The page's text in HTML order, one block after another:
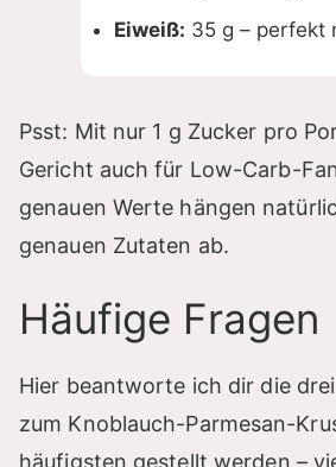
Eiweiß: 35 g – perfekt
Psst: Mit nur 1 g Zucker pro
Gericht auch für Low-Carb-
genauen Werte hängen
genauen Zutaten ab.
Häufige Fragen
Hier beantworte ich dir die
zum Knoblauch-Parmesan-
häufigsten gestellt werden –